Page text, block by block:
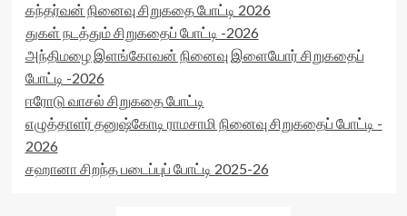
கந்தர்வன் நினைவு சிறுகதை போட்டி 2026
துகள் நடத்தும் சிறுகதைப் போட்டி -2026
அந்திமழை இளங்கோவன் நினைவு இளையோர் சிறுகதைப்
போட்டி -2026
ஈரோடு வாசல் சிறுகதை போட்டி
எழுத்தாளர் தனுஷ்கோடி ராமசாமி நினைவு சிறுகதைப் போட்டி -
2026
சஹானா சிறந்த படைப்புப் போட்டி 2025-26